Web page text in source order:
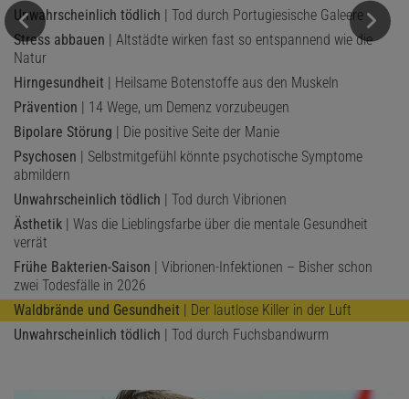
Unwahrscheinlich tödlich | Tod durch Portugiesische Galeere
Stress abbauen | Altstädte wirken fast so entspannend wie die
Natur
Hirngesundheit | Heilsame Botenstoffe aus den Muskeln
Prävention | 14 Wege, um Demenz vorzubeugen
Bipolare Störung | Die positive Seite der Manie
Psychosen | Selbstmitgefühl könnte psychotische Symptome
abmildern
Unwahrscheinlich tödlich | Tod durch Vibrionen
Ästhetik | Was die Lieblingsfarbe über die mentale Gesundheit
verrät
Frühe Bakterien-Saison | Vibrionen-Infektionen – Bisher schon
zwei Todesfälle in 2026
Waldbrände und Gesundheit | Der lautlose Killer in der Luft
Unwahrscheinlich tödlich | Tod durch Fuchsbandwurm